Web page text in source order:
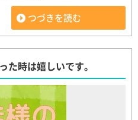
つづきを読む
た時は嬉しいです。